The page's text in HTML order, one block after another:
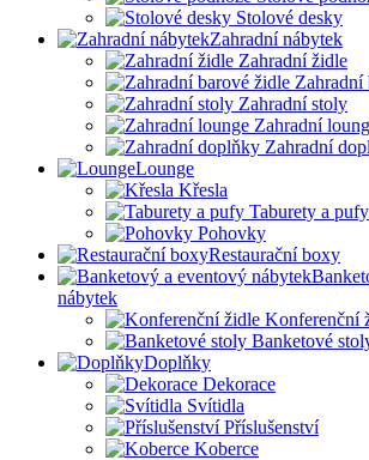
Stolové desky
Zahradní nábytek
Zahradní židle
Zahradní
Zahradní stoly
Zahradní
Zahradní
Lounge
Křesla
Taburety a pufy
Pohovky
Restaurační boxy
nábytek
Konferenční
Banketové
Doplňky
Dekorace
Svítidla
Příslušenství
Koberce